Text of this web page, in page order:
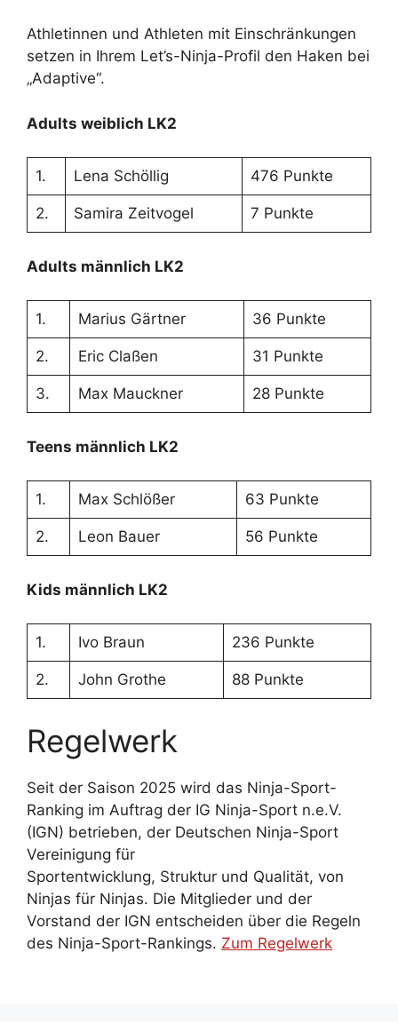
Athletinnen und Athleten mit Einschränkungen
setzen in Ihrem Let’s-Ninja-Profil den Haken bei
„Adaptive“.
Adults weiblich LK2
1. Lena Schöllig 476 Punkte
2. Samira Zeitvogel 7 Punkte
Adults männlich LK2
1. Marius Gärtner 36 Punkte
2. Eric Claßen 31 Punkte
3. Max Mauckner 28 Punkte
Teens männlich LK2
1. Max Schlößer 63 Punkte
2. Leon Bauer 56 Punkte
Kids männlich LK2
1. Ivo Braun 236 Punkte
2. John Grothe 88 Punkte
Regelwerk
Seit der Saison 2025 wird das Ninja-Sport-
Ranking im Auftrag der IG Ninja-Sport n.e.V.
(IGN) betrieben, der Deutschen Ninja-Sport
Vereinigung für
Sportentwicklung, Struktur und Qualität, von
Ninjas für Ninjas. Die Mitglieder und der
Vorstand der IGN entscheiden über die Regeln
des Ninja-Sport-Rankings. Zum Regelwerk